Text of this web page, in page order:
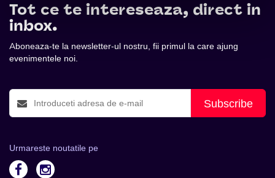
Tot ce te intereseaza, direct in
inbox.
Aboneaza-te la newsletter-ul nostru, fii primul la care ajung
evenimentele noi.
Subscribe
Urmareste noutatile pe